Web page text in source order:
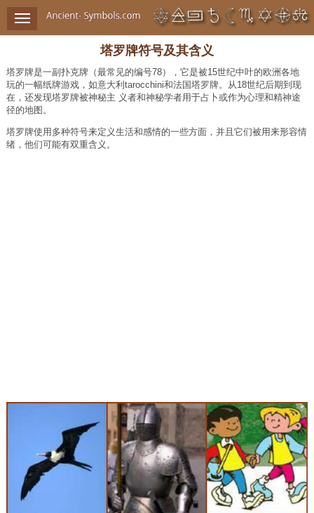
塔罗牌符号及其含义
塔罗牌是一副扑克牌（最常见的编号78），它是被15世纪中叶的欧洲各地
玩的一幅纸牌游戏，如意大利 tarocchini和法国塔罗牌。从18世纪后期到现
在，还发现塔罗牌被神秘主 义者和神秘学者用于占卜或作为心理和精神途
径的地图。
塔罗牌使用多种符号来定义生活和感情的一些方面，并且它们被用来形容情
绪，他们可能有双重含义。